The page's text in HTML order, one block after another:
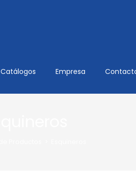
Catálogos Empresa